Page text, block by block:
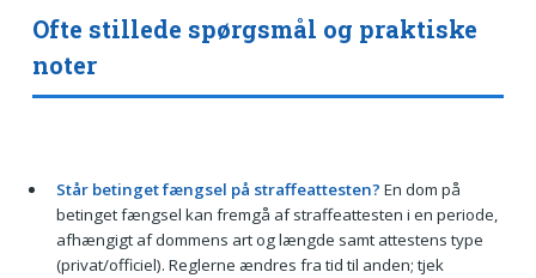
Ofte stillede spørgsmål og praktiske
noter
Står betinget fængsel på straffeattesten? En dom på
betinget fængsel kan fremgå af straffeattesten i en periode,
afhængigt af dommens art og længde samt attestens type
(privat/officiel). Reglerne ændres fra tid til anden; tjek